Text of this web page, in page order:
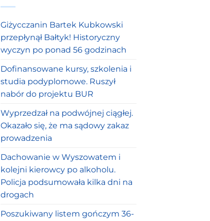
Giżycczanin Bartek Kubkowski
przepłynął Bałtyk! Historyczny
wyczyn po ponad 56 godzinach
Dofinansowane kursy, szkolenia i
studia podyplomowe. Ruszył
nabór do projektu BUR
Wyprzedzał na podwójnej ciągłej.
Okazało się, że ma sądowy zakaz
prowadzenia
Dachowanie w Wyszowatem i
kolejni kierowcy po alkoholu.
Policja podsumowała kilka dni na
drogach
Poszukiwany listem gończym 36-